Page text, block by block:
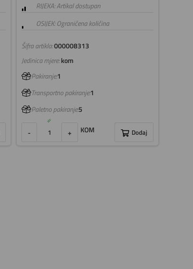
Šifra artikla:000008313
RIJEKA: Artikal dostupan
OSIJEK: Ograničena količina
Jedinica mjere:kom
Pakiranje:1
Transportno pakiranje:1
Paletno pakiranje:5
- + KOM Dodaj